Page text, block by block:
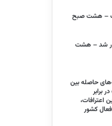
است – هشت صبح
شد – هشت
حاصله بین
برابر
اعترافات،
فعال کشور